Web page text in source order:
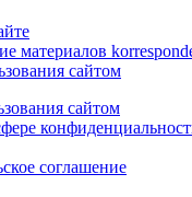
материалов
сайтом
сайтом
соглашение